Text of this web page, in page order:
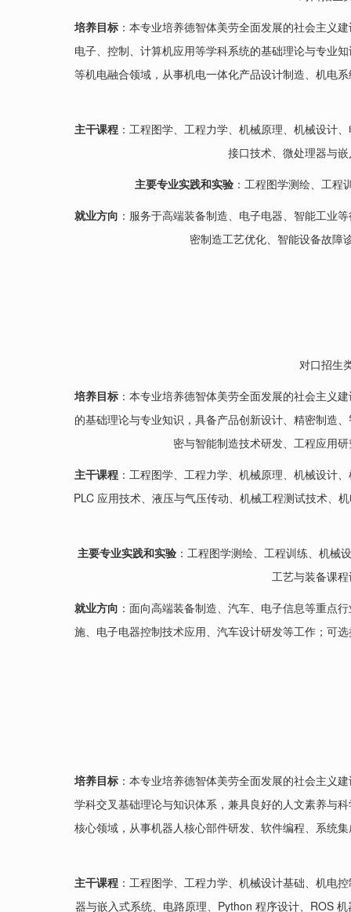
培养目标 ：本专业培养德智体美劳全面发展的社会主义
电子、控制、计算机应用等学科系统的基础理论与专业
等机电融合领域，从事机电一体化产品设计制造、机电
主干课程 ：工程图学、工程力学、机械原理、机械设计
接口技术、微处理器与
主要专业实践和实验 ：工程图学测绘、工
就业方向 ：服务于高端装备制造、电子电器、智能工业
密制造工艺优化、智能设备故障
对口招生
培养目标 ：本专业培养德智体美劳全面发展的社会主义
的基础理论与专业知识，具备产品创新设计、精密制造
密与智能制造技术研发、工程应用
主干课程 ：工程图学、工程力学、机械原理、机械设计
PLC 应用技术、液压与气压传动、机械工程测试技术、
主要专业实践和实验 ：工程图学测绘、工程训练、机械
工艺与装备课
就业方向 ：面向高端装备制造、汽车、电子信息等重点
施、电子电器控制技术应用、汽车设计研发等工作；可
培养目标 ：本专业培养德智体美劳全面发展的社会主义
学科交叉基础理论与知识体系，兼具良好的人文素养与
核心领域，从事机器人核心部件研发、软件编程、系统
主干课程 ：工程图学、工程力学、机械设计基础、机电
器与嵌入式系统、电路原理、Python 程序设计、ROS